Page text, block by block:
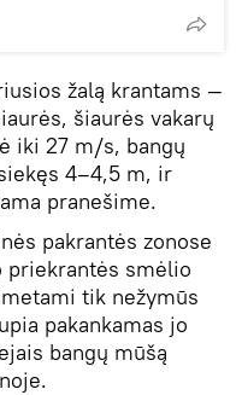
žalą krantams —
šiaurės vakarų
iki 27 m/s, bangų
4–4,5 m, ir
pranešime.
pakrantės zonose
priekrantės smėlio
tik nežymūs
pakankamas jo
bangų mūšą